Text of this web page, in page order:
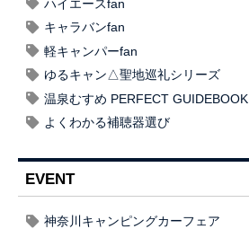
ハイエースfan
キャラバンfan
軽キャンパーfan
ゆるキャン△聖地巡礼シリーズ
温泉むすめ PERFECT GUIDEBOOK
よくわかる補聴器選び
EVENT
神奈川キャンピングカーフェア